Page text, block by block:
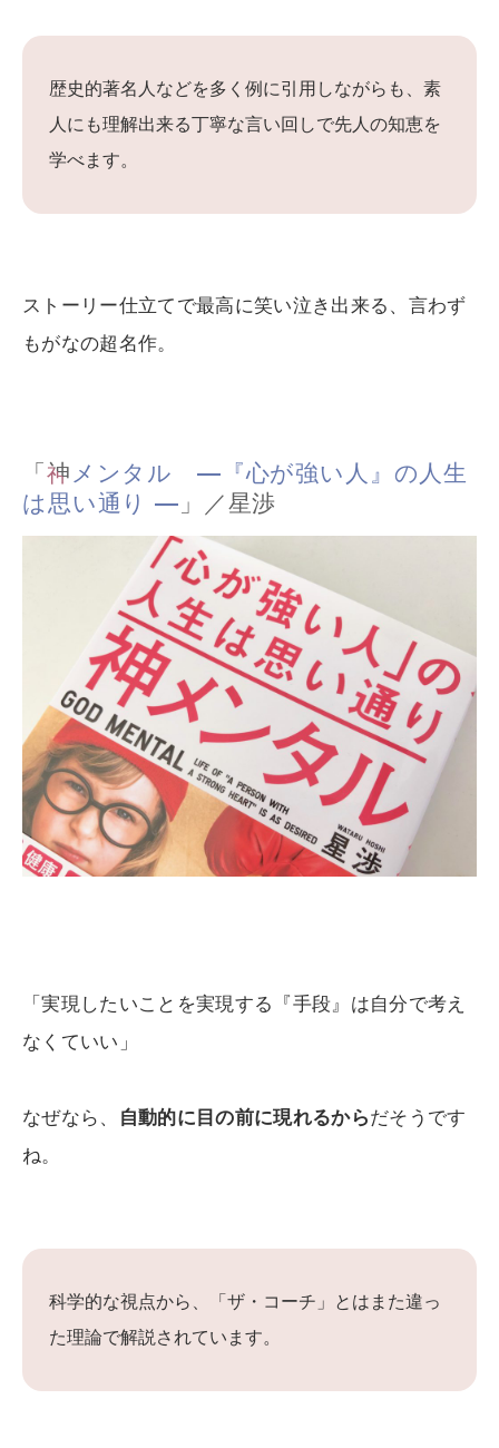
歴史的著名人などを多く例に引用しながらも、素
人にも理解出来る丁寧な言い回しで先人の知恵を
学べます。
ストーリー仕立てで最高に笑い泣き出来る、言わず
もがなの超名作。
「 神メンタル ―『心が強い人』の人生
は思い通り ― 」／星渉
「実現したいことを実現する『手段』は自分で考え
なくていい」
なぜなら、 自動的に目の前に現れるからだそうです
ね。
科学的な視点から、「ザ・コーチ」とはまた違っ
た理論で解説されています。